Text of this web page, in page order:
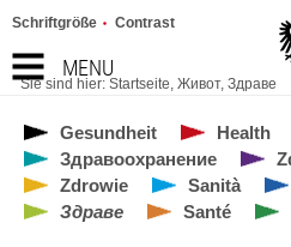
MENU
Schriftgröße Contrast
Sie sind hier: Startseite, Живот, Здраве
Gesundheit Health
Здравоохранение
Zdrowie
Sanità
Здраве
Santé